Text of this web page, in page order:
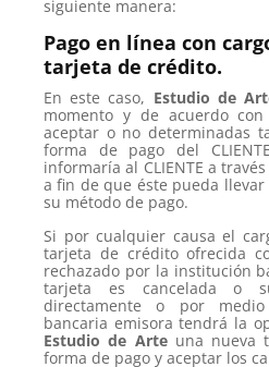
siguiente manera:
Pago en línea con
tarjeta de crédito.
En este caso, Estudio de
momento y de acuerdo
aceptar o no determinadas
forma de pago del
informaría al CLIENTE a
a fin de que éste pueda
su método de pago.
Si por cualquier causa el
tarjeta de crédito ofrecida
rechazado por la institución
tarjeta es cancelada o
directamente o por
bancaria emisora tendrá la
Estudio de Arteuna nueva
forma de pago y aceptar los